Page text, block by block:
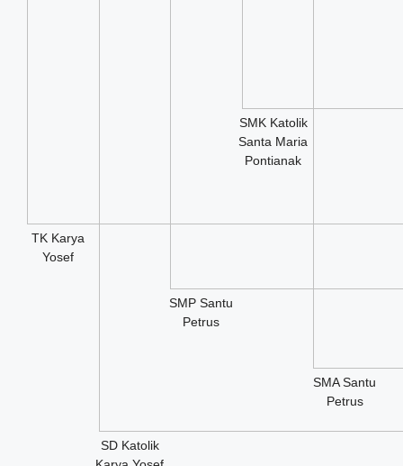
TK Karya
Yosef
SD Katolik
SMP Santu
Petrus
SMK Katolik
Santa Maria
Pontianak
SMA Santu
Petrus